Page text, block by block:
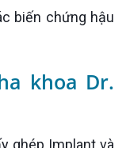
biến chứng hậu
khoa Dr.